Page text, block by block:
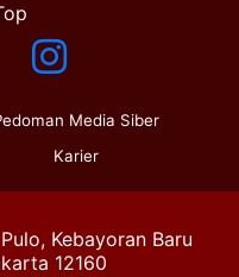
Media Siber
Karier
Kebayoran Baru
12160